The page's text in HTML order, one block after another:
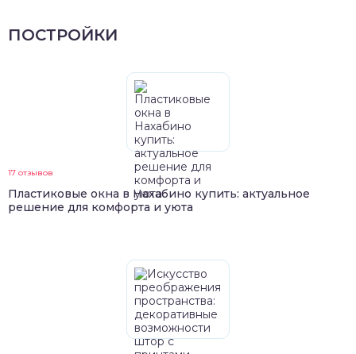
ПОСТРОЙКИ
17 отзывов
Пластиковые окна в Нахабино купить: актуальное
решение для комфорта и уюта